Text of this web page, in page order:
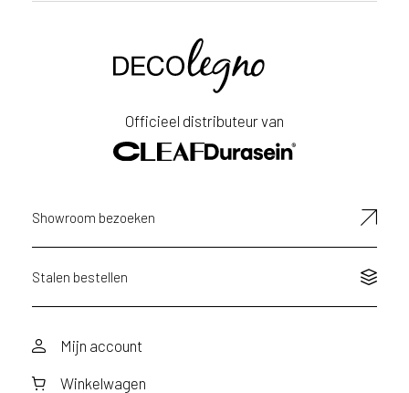
Officieel distributeur van
Showroom bezoeken
Stalen bestellen
Mijn account
Winkelwagen